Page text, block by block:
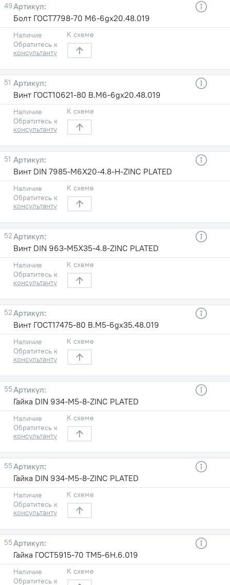
49
Болт ГОСТ7798-70 М6-6gх20.48.019
Наличие
Обратитесь к
консультанту
К схеме
51
Винт ГОСТ10621-80 B.M6-6gх20.48.019
Наличие
Обратитесь к
консультанту
К схеме
51
Винт DIN 7985-M6X20-4.8-H-ZINC PLATED
Наличие
Обратитесь к
консультанту
К схеме
52
Винт DIN 963-M5X35-4.8-ZINC PLATED
Наличие
Обратитесь к
консультанту
К схеме
52
Винт ГОСТ17475-80 B.M5-6gх35.48.019
Наличие
Обратитесь к
консультанту
К схеме
55
Гайка DIN 934-M5-8-ZINC PLATED
Наличие
Обратитесь к
консультанту
К схеме
55
Гайка DIN 934-M5-8-ZINC PLATED
Наличие
Обратитесь к
консультанту
К схеме
55
Гайка ГОСТ5915-70 TM5-6H.6.019
Наличие
Обратитесь к
К схеме